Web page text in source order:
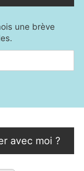
une brève
avec moi ?